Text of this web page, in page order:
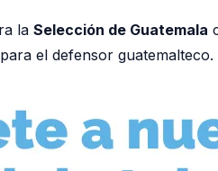
la Selección de Guatemala
el defensor guatemalteco.